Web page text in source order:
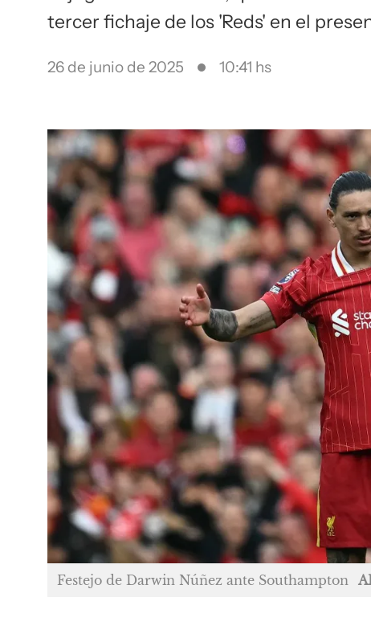
tercer fichaje de los 'Reds' en el
26 de junio de 2025 10:41 hs
Festejo de Darwin Núñez ante Southampton